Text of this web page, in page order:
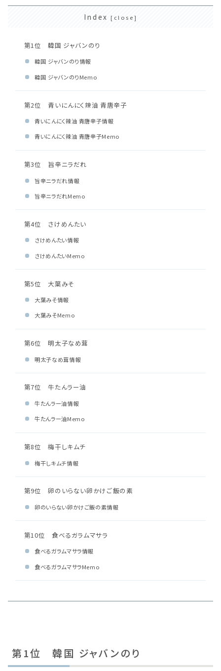
Index
第1位 韓国 ジャバンのり
韓国 ジャバンのり情報
韓国 ジャバンのりMemo
第2位 青いにんにく辣油 青唐辛子
青いにんにく辣油 青唐辛子情報
青いにんにく辣油 青唐辛子Memo
第3位 旨辛ニラだれ
旨辛ニラだれ情報
旨辛ニラだれMemo
第4位 さけめんたい
さけめんたい情報
さけめんたいMemo
第5位 大葉みそ
大葉みそ情報
大葉みそMemo
第6位 明太子なめ茸
明太子なめ茸情報
第7位 牛たんラー油
牛たんラー油情報
牛たんラー油Memo
第8位 梅干しキムチ
梅干しキムチ情報
第9位 卵のいらない卵かけご飯の素
卵のいらない卵かけご飯の素情報
第10位 食べるガラムマサラ
食べるガラムマサラ情報
食べるガラムマサラMemo
第1位 韓国 ジャバンのり